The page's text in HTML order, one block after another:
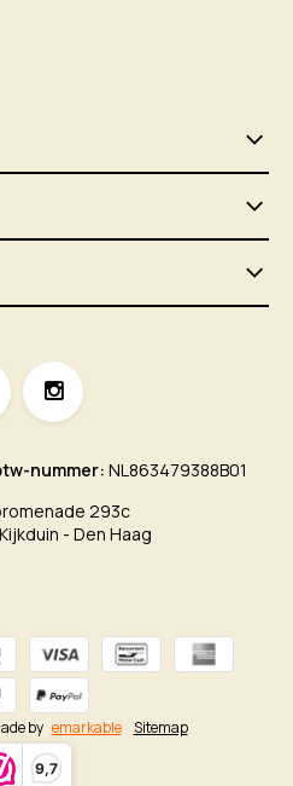
9,7
293c
- Den Haag
nummer: NL863479388B01
by emarkable Sitemap